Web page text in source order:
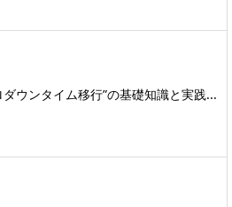
ダウンタイム移行”の基礎知識と実践...